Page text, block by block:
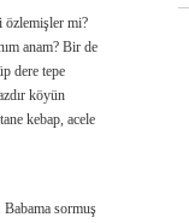
özlemişler mi?
anam? Bir de
dere tepe
köyün
kebap, acele
sormuş